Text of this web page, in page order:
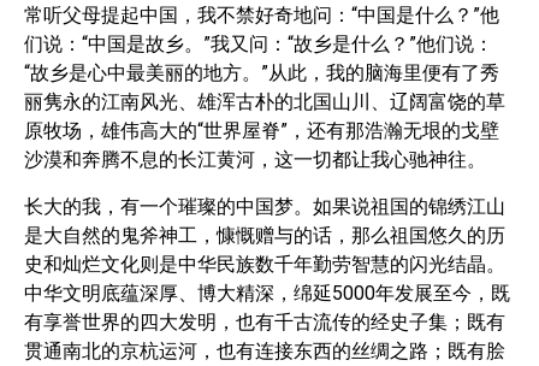
常听父母提起中国，我不禁好奇地问：“中国是什么？”他
们说：“中国是故乡。”我又问：“故乡是什么？”他们说：
“故乡是心中最美丽的地方。”从此，我的脑海里便有了秀
丽隽永的江南风光、雄浑古朴的北国山川、辽阔富饶的草
原牧场，雄伟高大的“世界屋脊”，还有那浩瀚无垠的戈壁
沙漠和奔腾不息的长江黄河，这一切都让我心驰神往。
长大的我，有一个璀璨的中国梦。如果说祖国的锦绣江山
是大自然的鬼斧神工，慷慨赠与的话，那么祖国悠久的历
史和灿烂文化则是中华民族数千年勤劳智慧的闪光结晶。
中华文明底蕴深厚、博大精深，绵延5000年发展至今，既
有享誉世界的四大发明，也有千古流传的经史子集；既有
贯通南北的京杭运河，也有连接东西的丝绸之路；既有脍